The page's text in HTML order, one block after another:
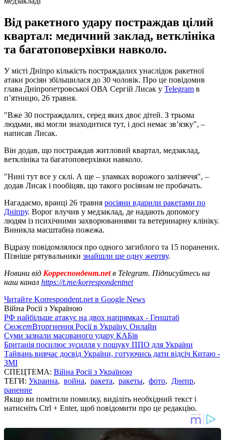
Від ракетного удару постраждав цілий
квартал: медичний заклад, ветклініка
та багатоповерхівки навколо.
У місті Дніпро кількість постраждалих унаслідок ракетної
атаки росіян збільшилася до 30 чоловік. Про це повідомив
глава Дніпропетровської ОВА Сергій Лисак у Telegram в
п’ятницю, 26 травня.
"Вже 30 постраждалих, серед яких двоє дітей. З трьома
людьми, які могли знаходитися тут, і досі немає зв’язку", –
написав Лисак.
Він додав, що постраждав житловий квартал, медзаклад,
ветклініка та багатоповерхівки навколо.
"Нині тут все у склі. А ще – уламках ворожого залізяччя", –
додав Лисак і пообіцяв, що такого росіянам не пробачать.
Нагадаємо, вранці 26 травня росіяни вдарили ракетами по
Дніпру. Ворог влучив у медзаклад, де надають допомогу
людям із психічними захворюваннями та ветеринарну клініку.
Виникла масштабна пожежа.
Відразу повідомлялося про одного загиблого та 15 поранених.
Пізніше рятувальники знайшли ще одну жертву.
Новини від Корреспондент.netв Telegram. Підписуйтесь на
наш канал https://t.me/korrespondentnet
Читайте Korrespondent.net в Google News
Війна Росії з Україною
РФ найбільше атакує на двох напрямках - Генштаб
СюжетВторгнення Росії в Україну. Онлайн
Суми зазнали масованого удару КАБів
Британія посилює зусилля у пошуку ППО для України
Тайвань вивчає досвід України, готуючись дати відсіч Китаю -
ЗМІ
СПЕЦТЕМА: Війна Росії з Україною
ТЕГИ: Украина, война, ракета, ракеты, фото, Днепр,
ранение
Якщо ви помітили помилку, виділіть необхідний текст і
натисніть Ctrl + Enter, щоб повідомити про це редакцію.